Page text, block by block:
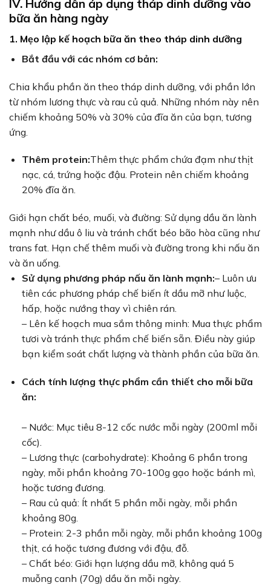
IV. Hướng dẫn áp dụng tháp dinh dưỡng vào
bữa ăn hàng ngày
1. Mẹo lập kế hoạch bữa ăn theo tháp dinh dưỡng
Bắt đầu với các nhóm cơ bản:
Chia khẩu phần ăn theo tháp dinh dưỡng, với phần lớn
từ nhóm lương thực và rau củ quả. Những nhóm này nên
chiếm khoảng 50% và 30% của đĩa ăn của bạn, tương
ứng.
Thêm protein:Thêm thực phẩm chứa đạm như thịt
nạc, cá, trứng hoặc đậu. Protein nên chiếm khoảng
20% đĩa ăn.
Giới hạn chất béo, muối, và đường: Sử dụng dầu ăn lành
mạnh như dầu ô liu và tránh chất béo bão hòa cũng như
trans fat. Hạn chế thêm muối và đường trong khi nấu ăn
và ăn uống.
Sử dụng phương pháp nấu ăn lành mạnh:– Luôn ưu
tiên các phương pháp chế biến ít dầu mỡ như luộc,
hấp, hoặc nướng thay vì chiên rán.
– Lên kế hoạch mua sắm thông minh: Mua thực phẩm
tươi và tránh thực phẩm chế biến sẵn. Điều này giúp
bạn kiểm soát chất lượng và thành phần của bữa ăn.
Cách tính lượng thực phẩm cần thiết cho mỗi bữa
ăn:
– Nước: Mục tiêu 8-12 cốc nước mỗi ngày (200ml mỗi
cốc).
– Lương thực (carbohydrate): Khoảng 6 phần trong
ngày, mỗi phần khoảng 70-100g gạo hoặc bánh mì,
hoặc tương đương.
– Rau củ quả: Ít nhất 5 phần mỗi ngày, mỗi phần
khoảng 80g.
– Protein: 2-3 phần mỗi ngày, mỗi phần khoảng 100g
thịt, cá hoặc tương đương với đậu, đỗ.
– Chất béo: Giới hạn lượng dầu mỡ, không quá 5
muỗng canh (70g) dầu ăn mỗi ngày.